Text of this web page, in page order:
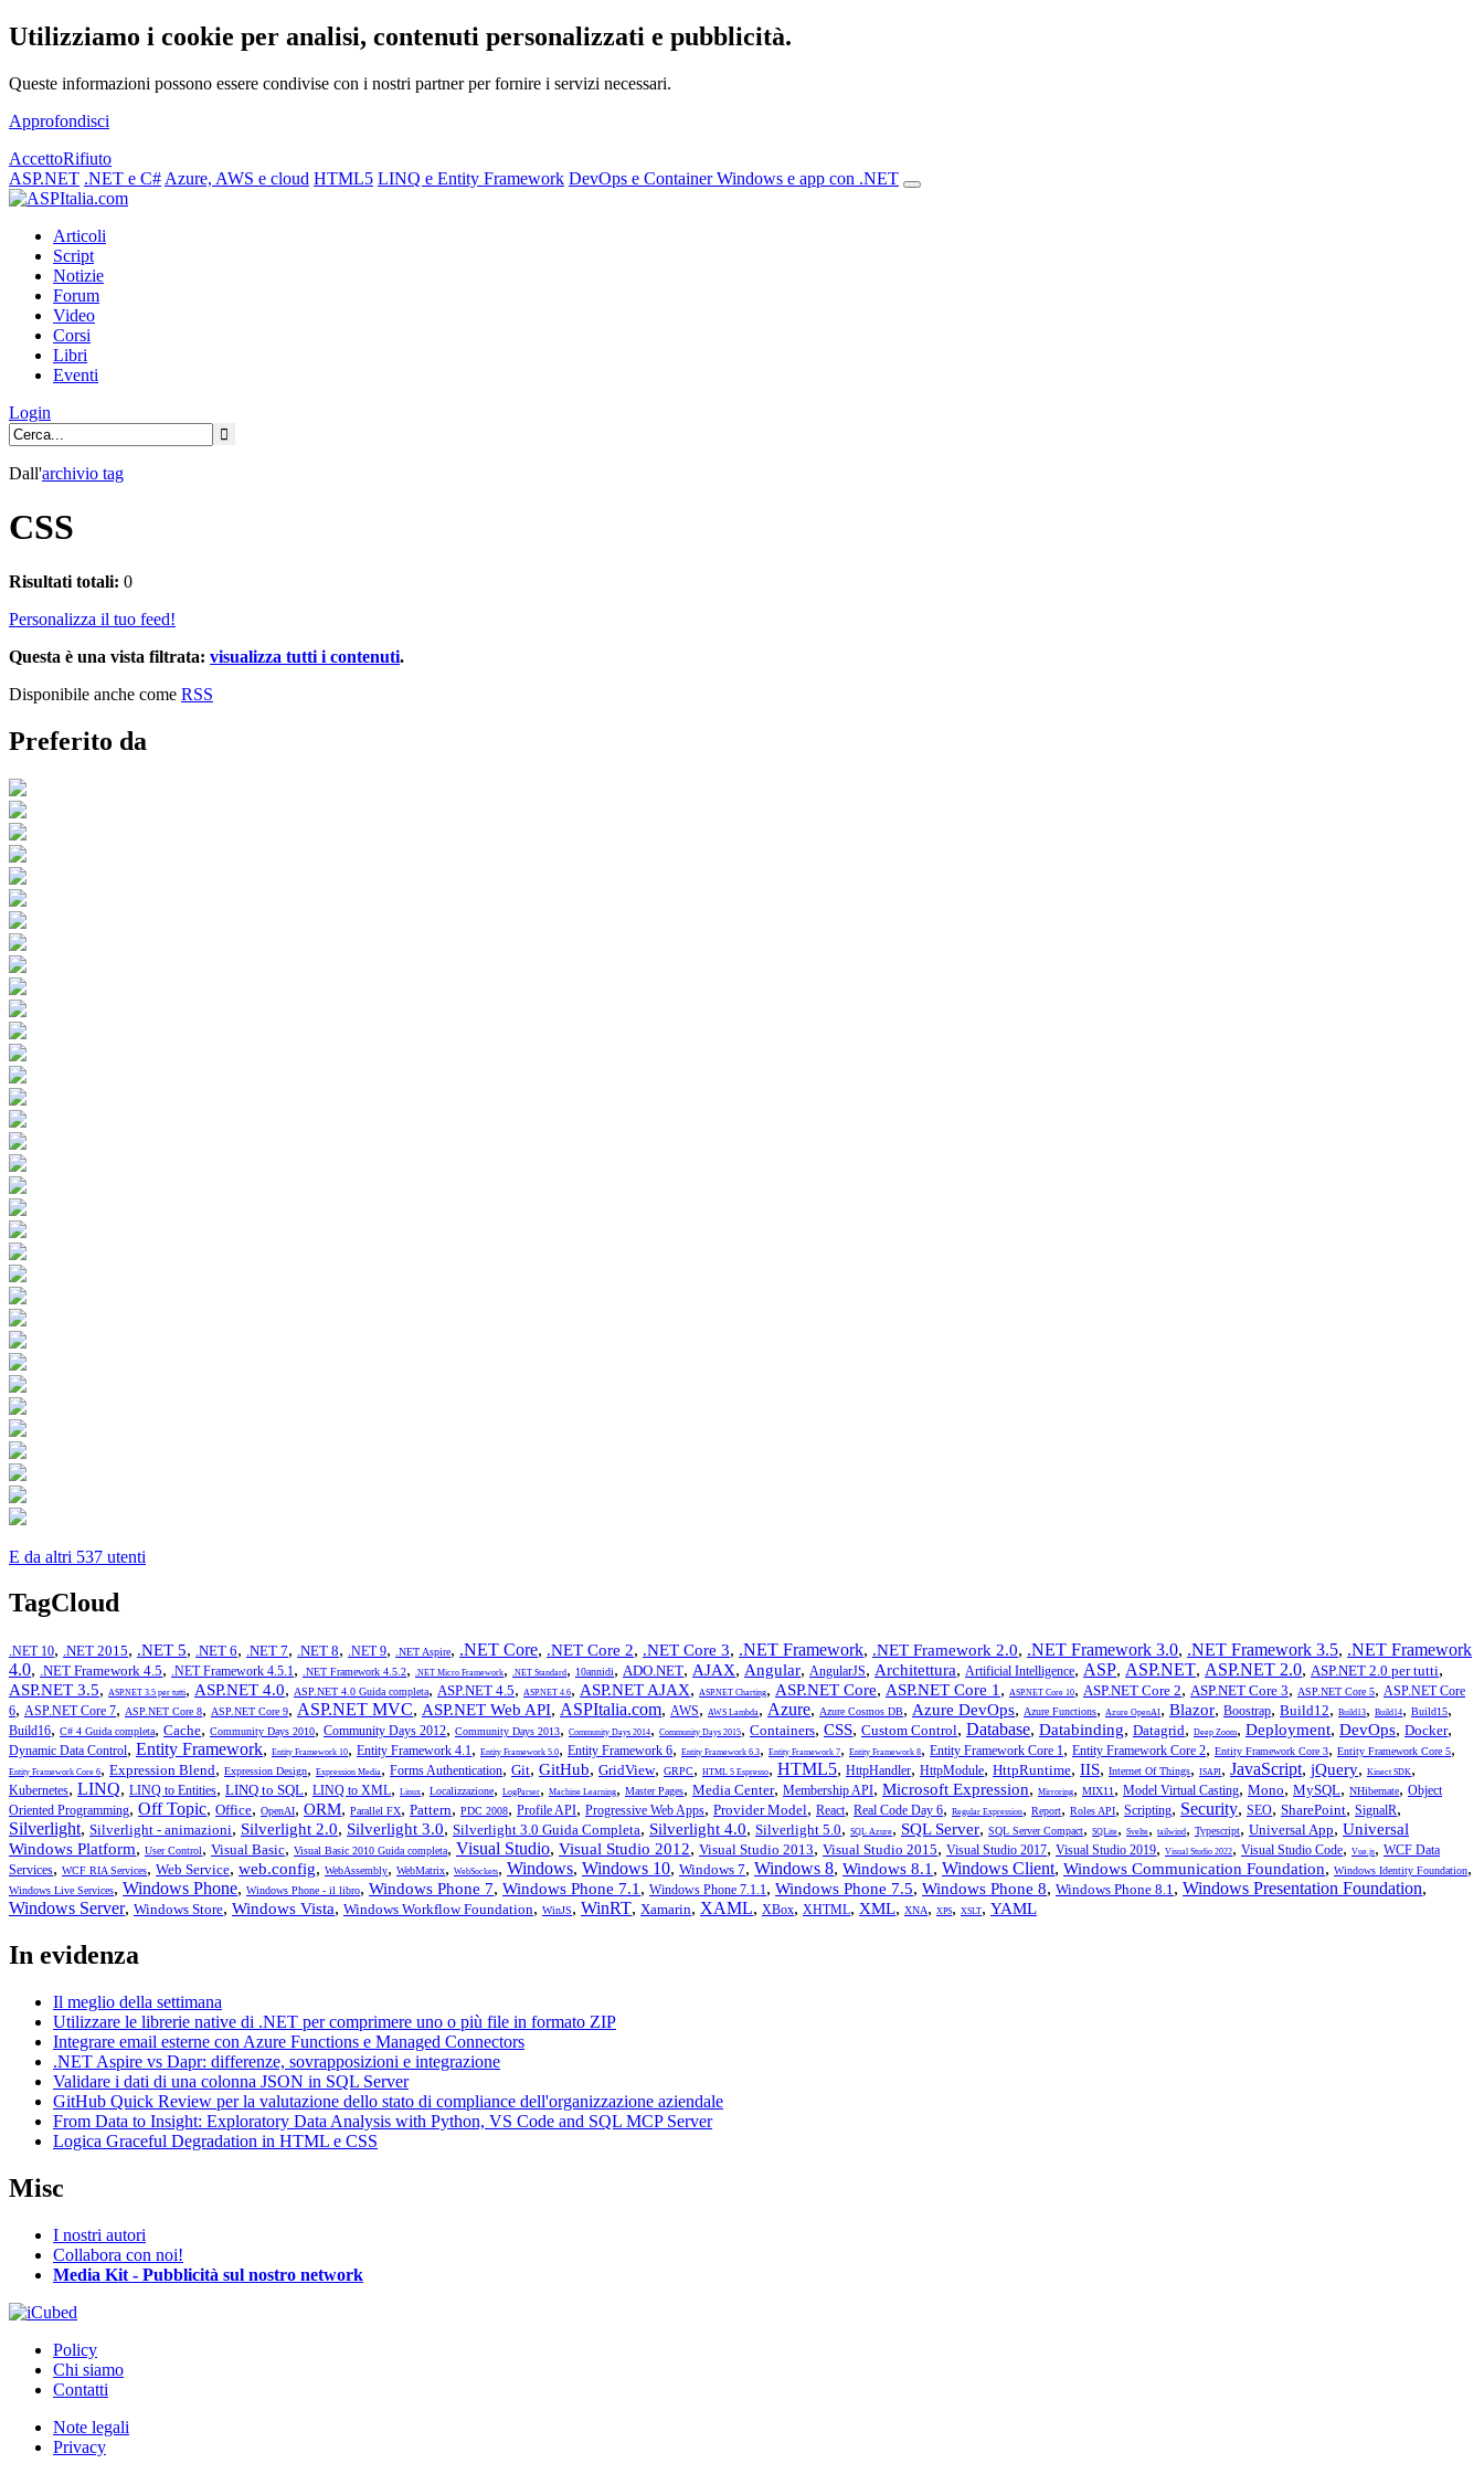
Utilizziamo i cookie per analisi, contenuti personalizzati e pubblicità.
Queste informazioni possono essere condivise con i nostri partner per fornire i servizi necessari.
Approfondisci
AccettoRifiuto
ASP.NET .NET e C# Azure, AWS e cloud HTML5 LINQ e Entity Framework DevOps e ContainerWindows e app con .NET
Articoli
Script
Notizie
Forum
Video
Corsi
Libri
Eventi
Login
Dall'archivio tag
CSS
Risultati totali: 0
Personalizza il tuo feed!
Questa è una vista filtrata: visualizza tutti i contenuti.
Disponibile anche come RSS
Preferito da
E da altri 537 utenti
TagCloud
.NET 10, .NET 2015, .NET 5, .NET 6, .NET 7, .NET 8, .NET 9, .NET Aspire, .NET Core, .NET Core 2, .NET Core 3, .NET Framework, .NET Framework 2.0, .NET Framework 3.0, .NET Framework 3.5, .NET Framework
4.0, .NET Framework 4.5, .NET Framework 4.5.1, .NET Framework 4.5.2, .NET Micro Framework, .NET Standard, 10annidi, ADO.NET, AJAX, Angular, AngularJS, Architettura, Artificial Intelligence, ASP, ASP.NET, ASP.NET 2.0, ASP.NET 2.0 per tutti,
ASP.NET 3.5, ASP.NET 3.5 per tutti, ASP.NET 4.0, ASP.NET 4.0 Guida completa, ASP.NET 4.5, ASP.NET 4.6, ASP.NET AJAX, ASP.NET Charting, ASP.NET Core, ASP.NET Core 1, ASP.NET Core 10, ASP.NET Core 2, ASP.NET Core 3, ASP.NET Core 5, ASP.NET Core
6, ASP.NET Core 7, ASP.NET Core 8, ASP.NET Core 9, ASP.NET MVC, ASP.NET Web API, ASPItalia.com, AWS, AWS Lambda, Azure, Azure Cosmos DB, Azure DevOps, Azure Functions, Azure OpenAI, Blazor, Boostrap, Build12, Build13, Build14, Build15,
Build16, C# 4 Guida completa, Cache, Community Days 2010, Community Days 2012, Community Days 2013, Community Days 2014, Community Days 2015, Containers, CSS, Custom Control, Database, Databinding, Datagrid, Deep Zoom, Deployment, DevOps, Docker,
Dynamic Data Control, Entity Framework, Entity Framework 10, Entity Framework 4.1, Entity Framework 5.0, Entity Framework 6, Entity Framework 6.3, Entity Framework 7, Entity Framework 8, Entity Framework Core 1, Entity Framework Core 2, Entity Framework Core 3, Entity Framework Core 5,
Entity Framework Core 6, Expression Blend, Expression Design, Expression Media, Forms Authentication, Git, GitHub, GridView, GRPC, HTML 5 Espresso, HTML5, HttpHandler, HttpModule, HttpRuntime, IIS, Internet Of Things, ISAPI, JavaScript, jQuery, Kinect SDK,
Kubernetes, LINQ, LINQ to Entities, LINQ to SQL, LINQ to XML, Linux, Localizzazione, LogParser, Machine Learning, Master Pages, Media Center, Membership API, Microsoft Expression, Mirroring, MIX11, Model Virtual Casting, Mono, MySQL, NHibernate, Object
Oriented Programming, Off Topic, Office, OpenAI, ORM, Parallel FX, Pattern, PDC 2008, Profile API, Progressive Web Apps, Provider Model, React, Real Code Day 6, Regular Expression, Report, Roles API, Scripting, Security, SEO, SharePoint, SignalR,
Silverlight, Silverlight - animazioni, Silverlight 2.0, Silverlight 3.0, Silverlight 3.0 Guida Completa, Silverlight 4.0, Silverlight 5.0, SQL Azure, SQL Server, SQL Server Compact, SQLite, Svelte, tailwind, Typescript, Universal App, Universal
Windows Platform, User Control, Visual Basic, Visual Basic 2010 Guida completa, Visual Studio, Visual Studio 2012, Visual Studio 2013, Visual Studio 2015, Visual Studio 2017, Visual Studio 2019, Visual Studio 2022, Visual Studio Code, Vue.js, WCF Data
Services, WCF RIA Services, Web Service, web.config, WebAssembly, WebMatrix, WebSockets, Windows, Windows 10, Windows 7, Windows 8, Windows 8.1, Windows Client, Windows Communication Foundation, Windows Identity Foundation,
Windows Live Services, Windows Phone, Windows Phone - il libro, Windows Phone 7, Windows Phone 7.1, Windows Phone 7.1.1, Windows Phone 7.5, Windows Phone 8, Windows Phone 8.1, Windows Presentation Foundation,
Windows Server, Windows Store, Windows Vista, Windows Workflow Foundation, WinJS, WinRT, Xamarin, XAML, XBox, XHTML, XML, XNA, XPS, XSLT, YAML
In evidenza
Il meglio della settimana
Utilizzare le librerie native di .NET per comprimere uno o più file in formato ZIP
Integrare email esterne con Azure Functions e Managed Connectors
.NET Aspire vs Dapr: differenze, sovrapposizioni e integrazione
Validare i dati di una colonna JSON in SQL Server
GitHub Quick Review per la valutazione dello stato di compliance dell'organizzazione aziendale
From Data to Insight: Exploratory Data Analysis with Python, VS Code and SQL MCP Server
Logica Graceful Degradation in HTML e CSS
Misc
I nostri autori
Collabora con noi!
Media Kit - Pubblicità sul nostro network
Policy
Chi siamo
Contatti
Note legali
Privacy